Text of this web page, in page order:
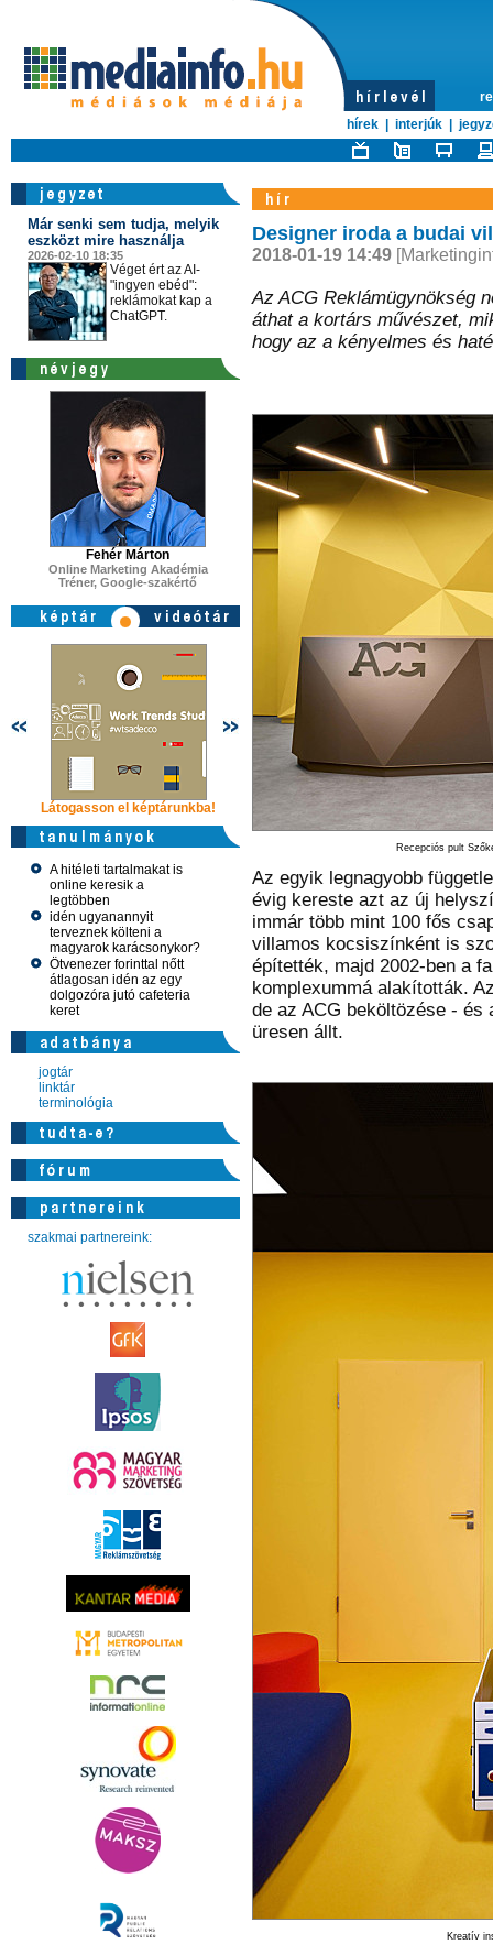
hírek
interjúk
Már senki sem tudja, melyik
eszközt mire használja
2026-02-10 18:35
Véget ért az AI-
"ingyen ebéd":
reklámokat kap a
ChatGPT.
Fehér Márton
Online Marketing Akadémia
Tréner, Google-szakértő
Látogasson el képtárunkba! Látogasson el képtárunkba!
A hitéleti tartalmakat is
online keresik a
legtöbben
idén ugyanannyit
terveznek költeni a
magyarok karácsonykor?
Ötvenezer forinttal nőtt
átlagosan idén az egy
dolgozóra jutó cafeteria
keret
jogtár
linktár
terminológia
szakmai partnereink:
Designer iroda a budai
2018-01-19 14:49
Az ACG Reklámügynökség
áthat a kortárs művészet,
hogy az a kényelmes és
Recepciós pult
Az egyik legnagyobb
évig kereste azt az új
immár több mint 100 fős
villamos kocsiszínként is
építették, majd 2002-ben a
komplexummá alakították.
de az ACG beköltözése - és
üresen állt.
Kreatív